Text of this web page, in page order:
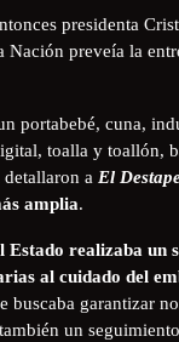
presidenta
Nación preveía la
portabebé, cuna,
toalla y toallón,
detallaron a El
amplia.
Estado realizaba un
al cuidado del
buscaba garantizar
un